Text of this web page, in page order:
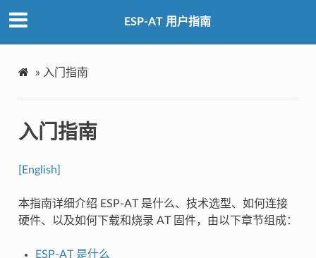
ESP-AT 用户指南
» 入门指南
入门指南
[English]
本指南详细介绍 ESP-AT 是什么、技术选型、如何连接
硬件、以及如何下载和烧录 AT 固件，由以下章节组成：
ESP-AT 是什么